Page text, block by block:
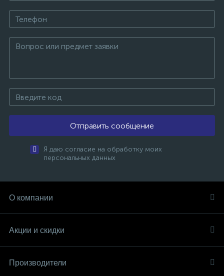
Отправить сообщение
Я даю согласие на обработку моих
персональных данных
О компании
Акции и скидки
Производители